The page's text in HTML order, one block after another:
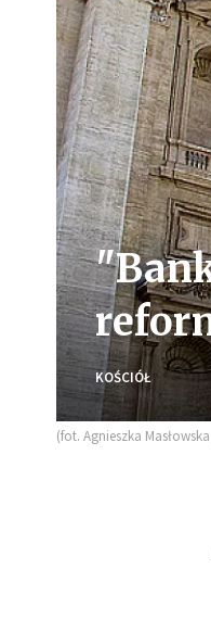
KOŚCIÓŁ
(fot. Agnieszka